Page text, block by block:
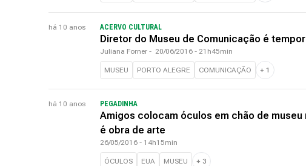
há 10 anos ACERVO CULTURAL
Diretor do Museu de Comunicação é
Juliana Forner - 20/06/2016 - 21h45min
MUSEU PORTO ALEGRE COMUNICAÇÃO + 1
há 10 anos PEGADINHA
Amigos colocam óculos em chão de museu
é obra de arte
26/05/2016 - 14h15min
ÓCULOS EUA MUSEU + 3